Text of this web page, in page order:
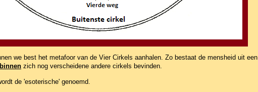
we best het metafoor van de Vier Cirkels aanhalen. Zo bestaat de mensheid uit een
zich nog verscheidene andere cirkels bevinden.
de 'esoterische' genoemd.